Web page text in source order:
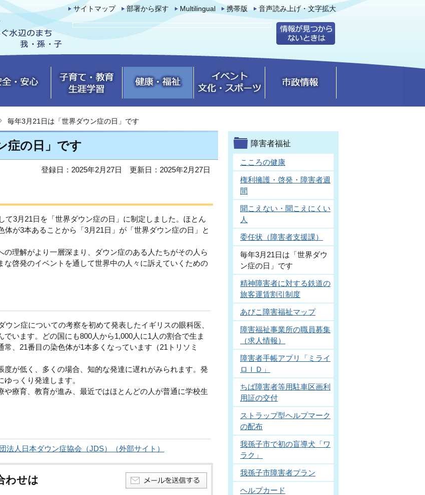
サイトマップ 部署から探す Multilingual 携帯版 音声読み上げ・文字拡大
毎年3月21日は「世界ダウン症の日」です
症の日」です
登録日：2025年2月27日 更新日：2025年2月27日
3月21日を「世界ダウン症の日」に制定しました。ほとん
が3本あることから「3月21日」が「世界ダウン症の日」と
理解がより一層深まり、ダウン症のある人たちがその人ら
な啓発のイベントを通して世界中の人々に訴えていくための
ン症についての考察を初めて発表したイギリスの眼科医、
います。どの国にも800人から1,000人に1人の割合で生ま
、21番目の染色体が1本多くなっています（21トリソミ
が低く、多くの場合、知的な発達に遅れがみられます。発
っくり発達します。
療育、教育が進み、最近ではほとんどの人が普通に学校生
法人日本ダウン症協会（JDS）（外部サイト）
わせは
障害者福祉
こころの健康
権利擁護・啓発・障害者週
間
聞こえない・聞こえにくい
人
委任状（障害者支援課）
毎年3月21日は「世界ダウ
ン症の日」です
精神障害者に対する鉄道の
旅客運賃割引制度
あびこ障害福祉マップ
障害福祉事業所の職員募集
（求人情報）
障害者手帳アプリ「ミライ
ロＩＤ」
ちば障害者等用駐車区画利
用証の交付
ストラップ型ヘルプマーク
の配布
我孫子市で初の盲導犬「ワ
ラク」
我孫子市障害者プラン
ヘルプカード